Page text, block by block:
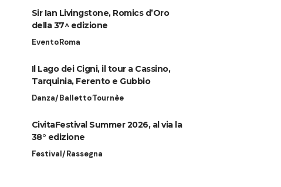
Sir Ian Livingstone, Romics d’Oro
della 37^ edizione
EventoRoma
Il Lago dei Cigni, il tour a Cassino,
Tarquinia, Ferento e Gubbio
Danza/BallettoTournèe
CivitaFestival Summer 2026, al via la
38° edizione
Festival/Rassegna